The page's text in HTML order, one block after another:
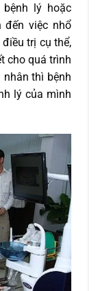
lý hoặc
đến việc nhổ
trị cụ thể,
cho quá trình
nhân thì bệnh
lý của mình